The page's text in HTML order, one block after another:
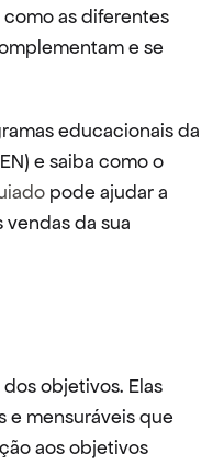
as diferentes
e se
educacionais da
Farani Escola de Negócios (FEN) e saiba como o
pode ajudar a
da sua
objetivos. Elas
e mensuráveis que
aos objetivos